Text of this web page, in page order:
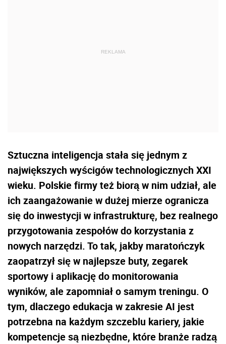
Sztuczna inteligencja stała się jednym z
największych wyścigów technologicznych XXI
wieku. Polskie firmy też biorą w nim udział, ale
ich zaangażowanie w dużej mierze ogranicza
się do inwestycji w infrastrukturę, bez realnego
przygotowania zespołów do korzystania z
nowych narzędzi. To tak, jakby maratończyk
zaopatrzył się w najlepsze buty, zegarek
sportowy i aplikację do monitorowania
wyników, ale zapomniał o samym treningu. O
tym, dlaczego edukacja w zakresie AI jest
potrzebna na każdym szczeblu kariery, jakie
kompetencje są niezbędne, które branże radzą